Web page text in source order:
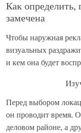
Как определить,
замечена
Чтобы наружная
визуальных
и кем она будет
Перед выбором
он проводит время.
деловом районе, а